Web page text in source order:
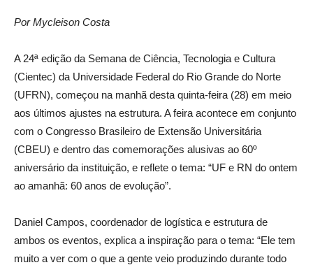
Por Mycleison Costa
A 24ª edição da Semana de Ciência, Tecnologia e Cultura
(Cientec) da Universidade Federal do Rio Grande do Norte
(UFRN), começou na manhã desta quinta-feira (28) em meio
aos últimos ajustes na estrutura. A feira acontece em conjunto
com o Congresso Brasileiro de Extensão Universitária
(CBEU) e dentro das comemorações alusivas ao 60º
aniversário da instituição, e reflete o tema: “UF e RN do ontem
ao amanhã: 60 anos de evolução”.
Daniel Campos, coordenador de logística e estrutura de
ambos os eventos, explica a inspiração para o tema: “Ele tem
muito a ver com o que a gente veio produzindo durante todo